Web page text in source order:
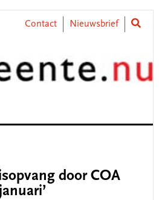
Contact Nieuwsbrief
door COA